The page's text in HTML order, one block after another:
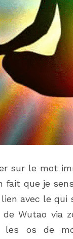
sur le mot
fait que je
avec le qui
Wutao via
os de